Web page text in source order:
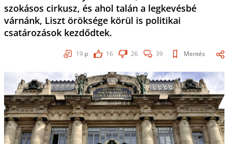
szokásos cirkusz, és ahol talán a legkevésbé
várnánk, Liszt öröksége körül is politikai
csatározások kezdődtek.
19 p 16 26 39 Mentés